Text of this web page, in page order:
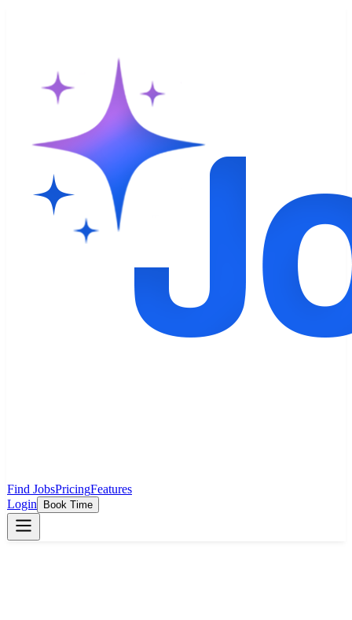
Find JobsPricingFeatures
Login
Book Time